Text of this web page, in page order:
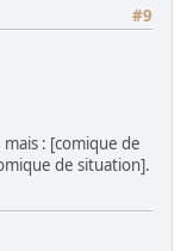
#9
: [comique de
de situation].